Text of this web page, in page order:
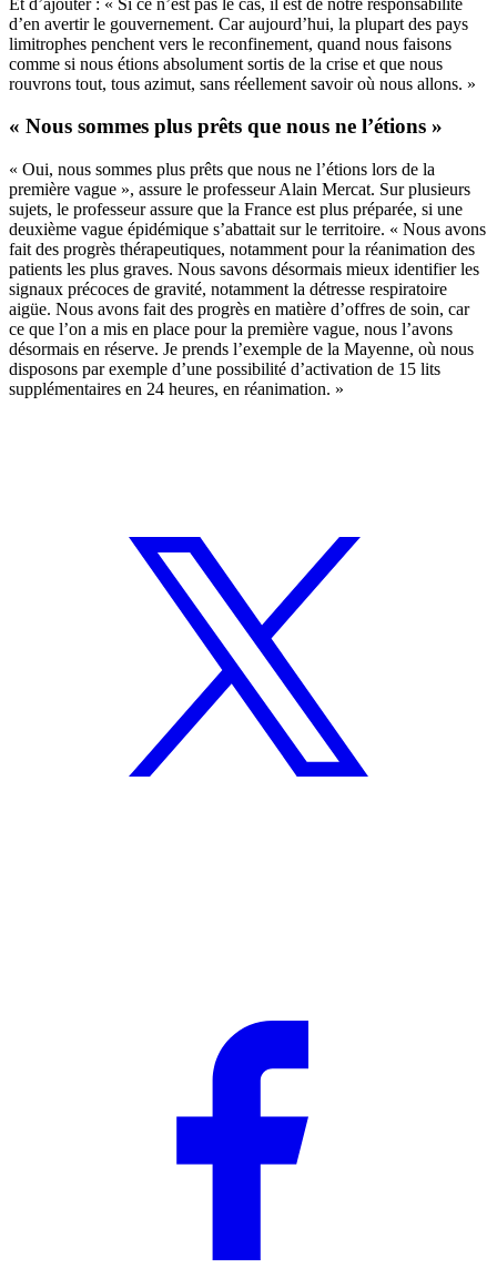
d’en avertir le gouvernement. Car aujourd’hui, la plupart des pays
limitrophes penchent vers le reconfinement, quand nous faisons
comme si nous étions absolument sortis de la crise et que nous
rouvrons tout, tous azimut, sans réellement savoir où nous allons. »
« Nous sommes plus prêts que nous ne l’étions »
« Oui, nous sommes plus prêts que nous ne l’étions lors de la
première vague », assure le professeur Alain Mercat. Sur plusieurs
sujets, le professeur assure que la France est plus préparée, si une
deuxième vague épidémique s’abattait sur le territoire. « Nous avons
fait des progrès thérapeutiques, notamment pour la réanimation des
patients les plus graves. Nous savons désormais mieux identifier les
signaux précoces de gravité, notamment la détresse respiratoire
aigüe. Nous avons fait des progrès en matière d’offres de soin, car
ce que l’on a mis en place pour la première vague, nous l’avons
désormais en réserve. Je prends l’exemple de la Mayenne, où nous
disposons par exemple d’une possibilité d’activation de 15 lits
supplémentaires en 24 heures, en réanimation. »